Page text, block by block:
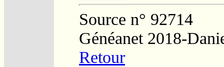
Source n° 92714
Généanet 2018-
Retour